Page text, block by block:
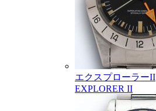
エクスプローラーII
EXPLORER II